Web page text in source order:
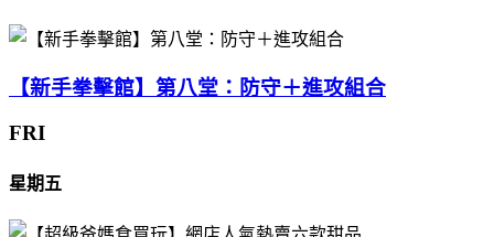
【新手拳擊館】第八堂：防守＋進攻組合
FRI
星期五